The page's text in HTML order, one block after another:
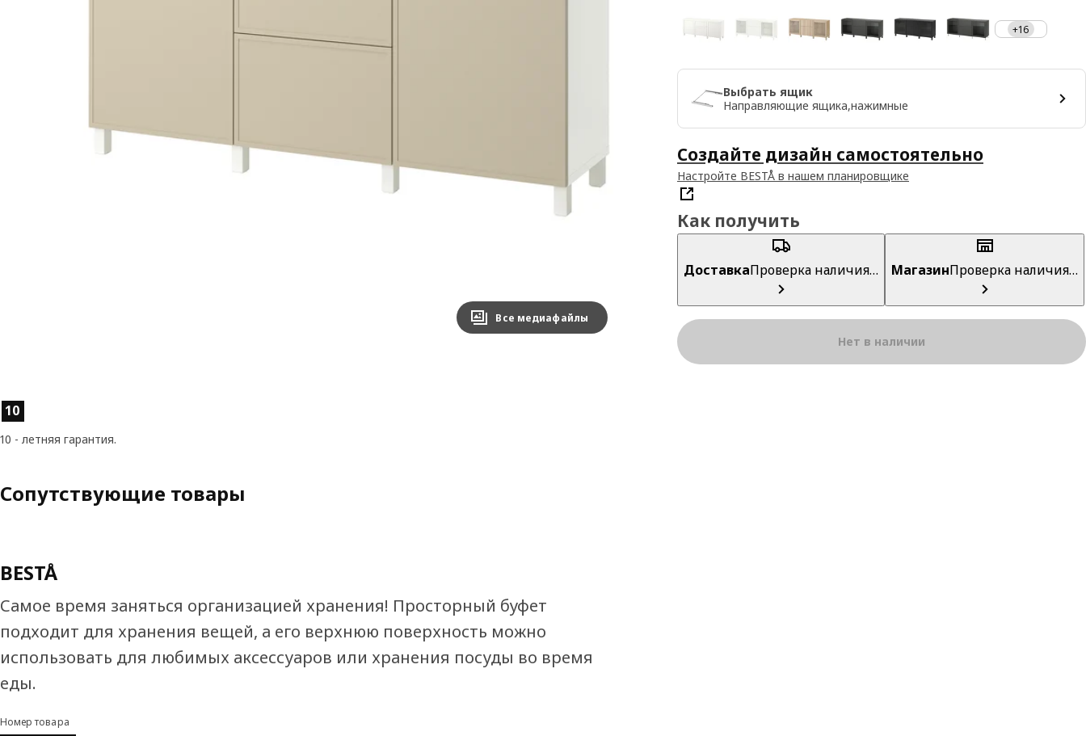
Все медиафайлы
+16
Выбрать ящик
Направляющие ящика,нажимные
Создайте дизайн самостоятельно
Настройте BESTÅ в нашем планировщике
Как получить
ДоставкаПроверка наличия… МагазинПроверка наличия…
Нет в наличии
Характеристики товара
10
10 - летняя гарантия.
Сопутствующие товары
BESTÅ
Самое время заняться организацией хранения! Просторный буфет
подходит для хранения вещей, а его верхнюю поверхность можно
использовать для любимых аксессуаров или хранения посуды во время
еды.
Номер товара